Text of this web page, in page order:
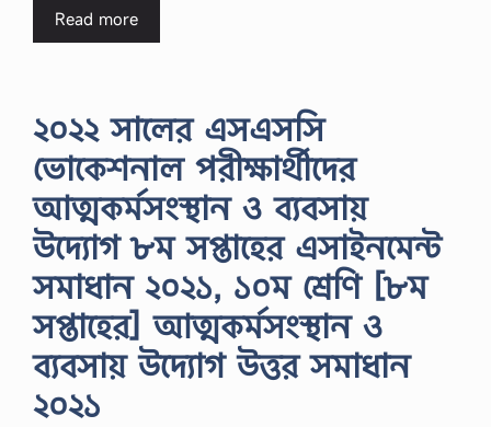
Read more
২০২২ সালের এসএসসি
ভোকেশনাল পরীক্ষার্থীদের
আত্মকর্মসংস্থান ও ব্যবসায়
উদ্যোগ ৮ম সপ্তাহের এসাইনমেন্ট
সমাধান ২০২১, ১০ম শ্রেণি [৮ম
সপ্তাহের] আত্মকর্মসংস্থান ও
ব্যবসায় উদ্যোগ উত্তর সমাধান
২০২১